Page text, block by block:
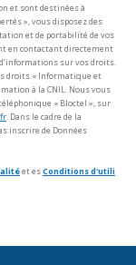
et sont destinées à
», vous disposez des
et de portabilité de vos
en contactant directement
sur vos droits.
droits « Informatique et
à la CNIL. Nous vous
« Bloctel », sur
. Dans le cadre de la
inscrire de Données
et esConditions d'utili